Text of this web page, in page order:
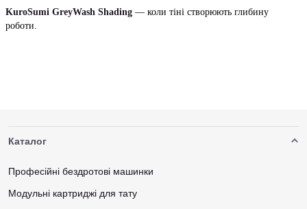
KuroSumi GreyWash Shading — коли тіні створюють глибину
роботи.
Каталог
Професійні бездротові машинки
Модульні картриджі для тату